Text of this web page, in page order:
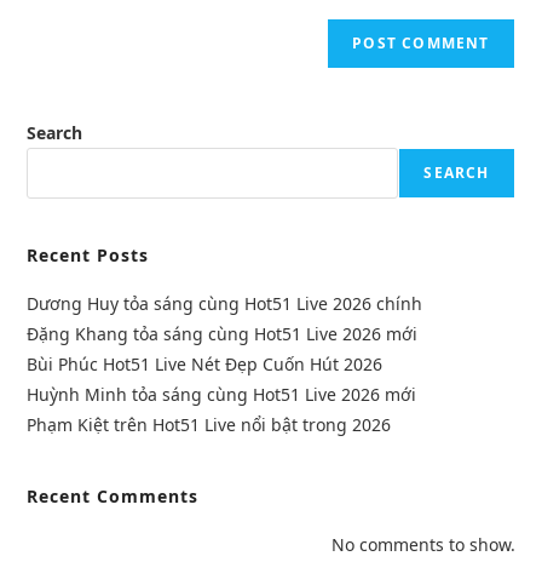
Search
SEARCH
Recent Posts
Dương Huy tỏa sáng cùng Hot51 Live 2026 chính
Đặng Khang tỏa sáng cùng Hot51 Live 2026 mới
Bùi Phúc Hot51 Live Nét Đẹp Cuốn Hút 2026
Huỳnh Minh tỏa sáng cùng Hot51 Live 2026 mới
Phạm Kiệt trên Hot51 Live nổi bật trong 2026
Recent Comments
No comments to show.